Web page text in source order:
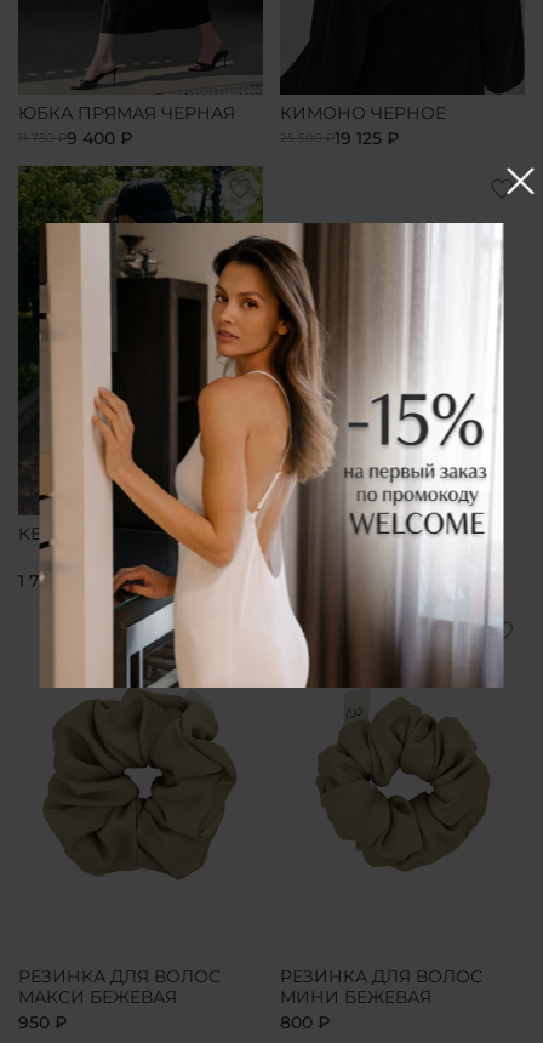
ЮБКА ПРЯМАЯ ЧЕРНАЯ
11 750 ₽9 400 ₽
КИМОНО ЧЕРНОЕ
25 500 ₽19 125 ₽
КЕПКА ЧЕРНАЯ
1 750 ₽
ЗАКОЛКА ДЛЯ ВОЛОС
СЕРАЯ
1 250 ₽
РЕЗИНКА ДЛЯ ВОЛОС
МАКСИ БЕЖЕВАЯ
950 ₽
РЕЗИНКА ДЛЯ ВОЛОС
МИНИ БЕЖЕВАЯ
800 ₽